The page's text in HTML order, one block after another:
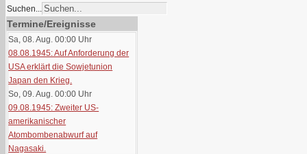
Suchen...
Termine/Ereignisse
Sa, 08. Aug. 00:00 Uhr
08.08.1945: Auf Anforderung der
USA erklärt die Sowjetunion
Japan den Krieg.
So, 09. Aug. 00:00 Uhr
09.08.1945: Zweiter US-
amerikanischer
Atombombenabwurf auf
Nagasaki.